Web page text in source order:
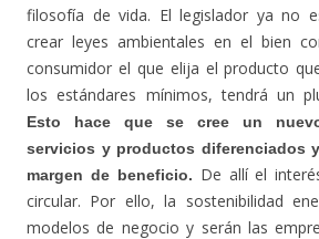
filosofía de vida. El legislador ya no
crear leyes ambientales en el bien
consumidor el que elija el producto
los estándares mínimos, tendrá un
Esto hace que se cree un
servicios y productos diferenciados
margen de beneficio. De allí el
circular. Por ello, la sostenibilidad
modelos de negocio y serán las